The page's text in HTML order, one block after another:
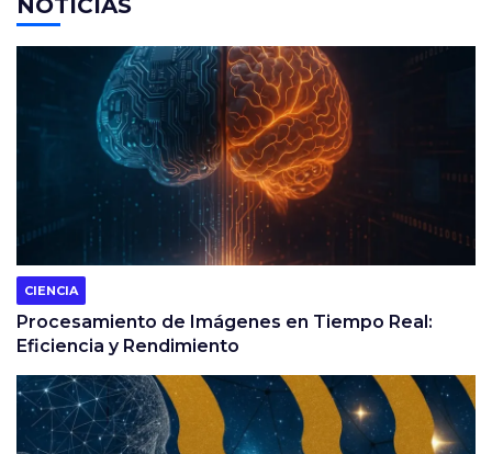
NOTICIAS
CIENCIA
Procesamiento de Imágenes en Tiempo Real:
Eficiencia y Rendimiento